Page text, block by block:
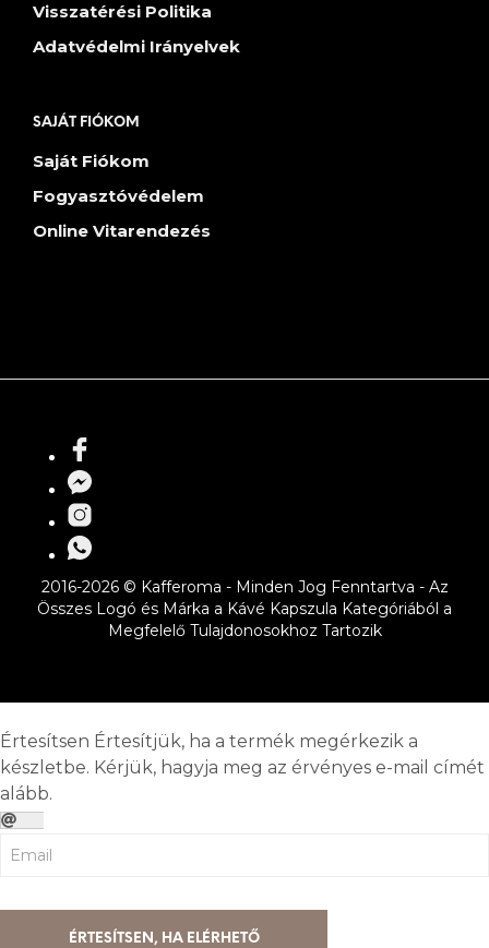
Visszatérési Politika
Adatvédelmi Irányelvek
SAJÁT FIÓKOM
Saját Fiókom
Fogyasztóvédelem
Online Vitarendezés
2016-2026 © Kafferoma - Minden Jog Fenntartva - Az
Összes Logó és Márka a Kávé Kapszula Kategóriából a
Megfelelő Tulajdonosokhoz Tartozik
Értesítsen Értesítjük, ha a termék megérkezik a
készletbe. Kérjük, hagyja meg az érvényes e-mail címét
alább.
ÉRTESÍTSEN, HA ELÉRHETŐ